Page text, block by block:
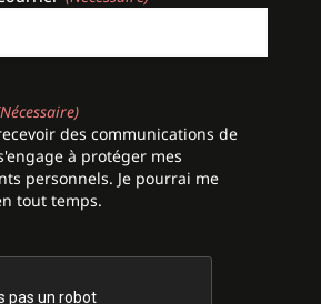
des communications de
à protéger mes
personnels. Je pourrai me
tout temps.